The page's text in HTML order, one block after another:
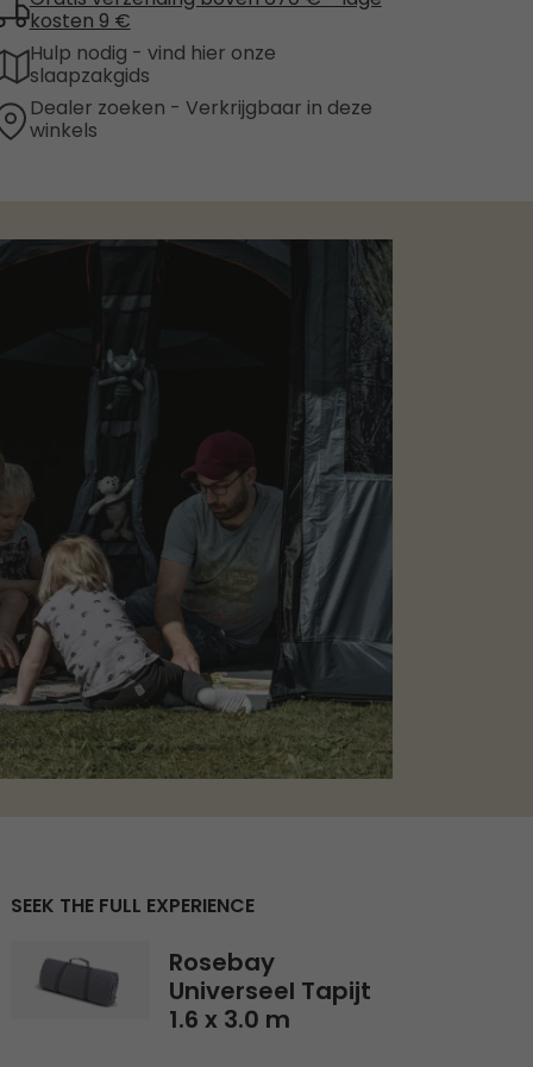
kosten 9 €
Hulp nodig - vind hier onze
slaapzakgids
Dealer zoeken - Verkrijgbaar in deze
winkels
SEEK THE FULL EXPERIENCE
Rosebay Universeel Tapijt 1.6 x 3.0 m
Rosebay
Universeel Tapijt
1.6 x 3.0 m